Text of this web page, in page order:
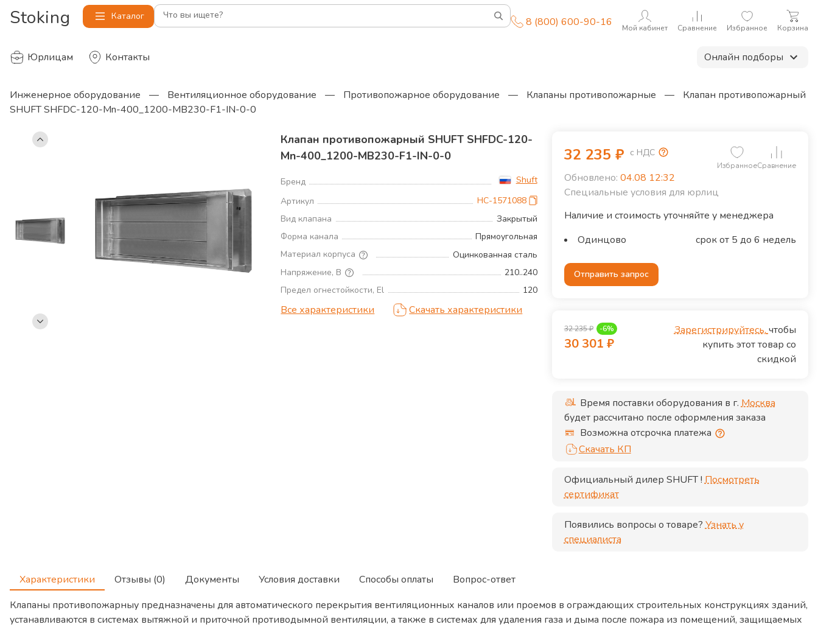
Stoking Каталог Что вы ищете? 8 (800) 600-90-16 Мой кабинет Сравнение Избранное Корзина
Юрлицам Контакты Онлайн подборы
Инженерное оборудование — Вентиляционное оборудование — Противопожарное оборудование — Клапаны противопожарные —
Клапан противопожарный
SHUFT SHFDC-120-Mn-400_1200-MB230-F1-IN-0-0
Клапан противопожарный SHUFT SHFDC-120-
Mn-400_1200-MB230-F1-IN-0-0
Бренд
Shuft
Артикул
НС-1571088
Вид клапана
Закрытый
Форма канала
Прямоугольная
Материал корпуса
Оцинкованная сталь
Напряжение, В
210..240
Предел огнестойкости, El
120
Все характеристики Скачать характеристики
32 235 ₽ с НДС
ИзбранноеСравнение
Обновлено: 04.08 12:32
Специальные условия для юрлиц
Наличие и стоимость уточняйте у менеджера
Одинцово
срок от 5 до 6 недель
Отправить запрос
32 235₽ -6%
30 301 ₽
Зарегистрируйтесь,чтобы
купить этот товар со
скидкой
Время поставки оборудования в г.Москва
будет рассчитано после оформления заказа
Возможна отсрочка платежа
Скачать КП
Официальный дилер SHUFT! Посмотреть
сертификат
Появились вопросы о товаре? Узнать у
специалиста
Характеристики Отзывы (0) Документы Условия доставки Способы оплаты
Вопрос-ответ
Клапаны противопожарныу предназначены для автоматического перекрытия вентиляционных каналов или проемов в ограждающих строительных конструкциях зданий,
устанавливаются в системах вытяжной и приточной противодымной вентиляции, а также в системах для удаления газа и дыма после пожара из помещений, защищаемых